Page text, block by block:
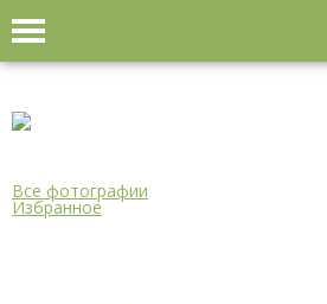
Все фотографии
Избранное